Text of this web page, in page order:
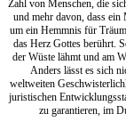
Zahl von Menschen, die
und mehr davon, dass
um ein Hemmnis für
das Herz Gottes berührt.
der Wüste lähmt und am
Anders lässt es sich
weltweiten
juristischen
zu garantieren, im